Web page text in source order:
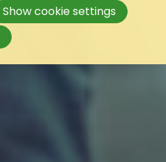
Show cookie settings